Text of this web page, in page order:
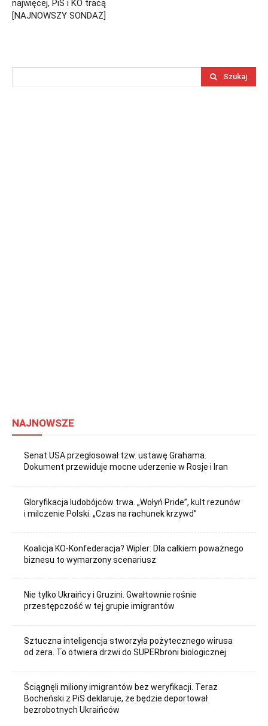
najwięcej, PiS i KO tracą
[NAJNOWSZY SONDAŻ]
Szukaj
NAJNOWSZE
Senat USA przegłosował tzw. ustawę Grahama.
Dokument przewiduje mocne uderzenie w Rosje i Iran
Gloryfikacja ludobójców trwa. „Wołyń Pride”, kult rezunów
i milczenie Polski. „Czas na rachunek krzywd”
Koalicja KO-Konfederacja? Wipler: Dla całkiem poważnego
biznesu to wymarzony scenariusz
Nie tylko Ukraińcy i Gruzini. Gwałtownie rośnie
przestępczość w tej grupie imigrantów
Sztuczna inteligencja stworzyła pożytecznego wirusa
od zera. To otwiera drzwi do SUPERbroni biologicznej
Ściągnęli miliony imigrantów bez weryfikacji. Teraz
Bocheński z PiS deklaruje, że będzie deportował
bezrobotnych Ukraińców